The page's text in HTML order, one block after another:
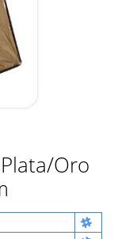
Oro